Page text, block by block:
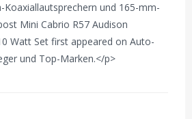
und 165-mm-
Mini Cabrio R57 Audison
Watt Set first appeared on Auto-
und Top-Marken.</p>